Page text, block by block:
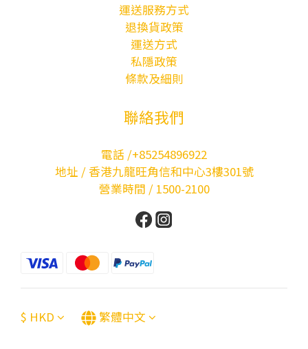
運送服務方式
退換貨政策
運送方式
私隱政策
條款及細則
聯絡我們
電話 /+85254896922
地址 / 香港九龍旺角信和中心3樓301號
營業時間 / 1500-2100
$ HKD 繁體中文